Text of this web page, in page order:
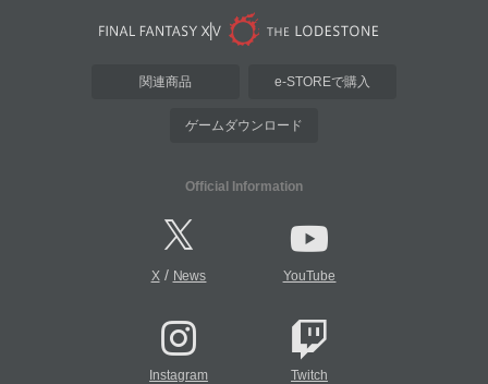
関連商品 e-STOREで購入
ゲームダウンロード
Official Information
X/ News YouTube
Instagram Twitch